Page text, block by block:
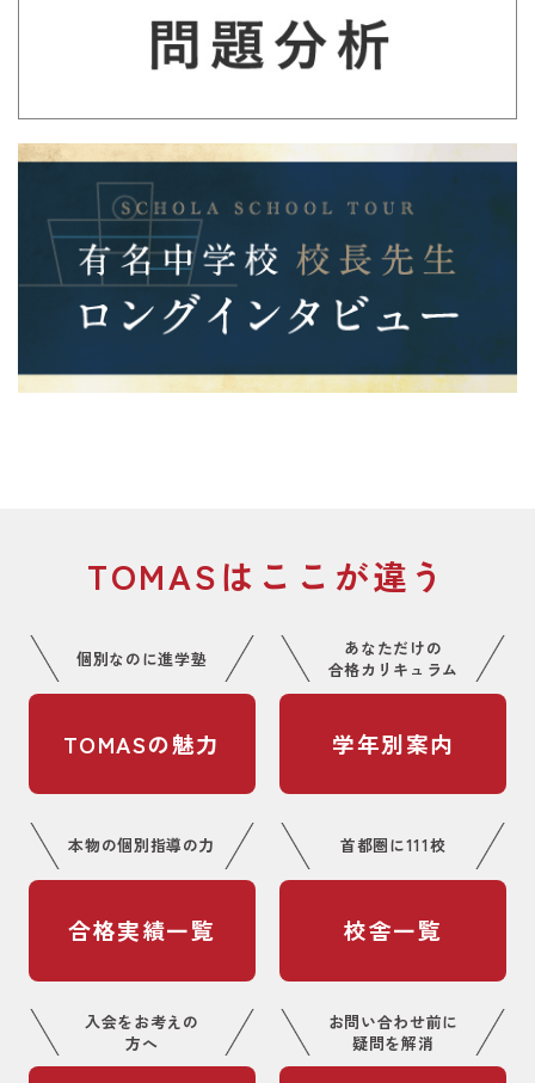
TOMASはここが違う
個別なのに進学塾
TOMASの魅力
あなただけの
合格カリキュラム
学年別案内
本物の個別指導の力
合格実績一覧
首都圏に111校
校舎一覧
入会をお考えの
方へ
お問い合わせ前に
疑問を解消